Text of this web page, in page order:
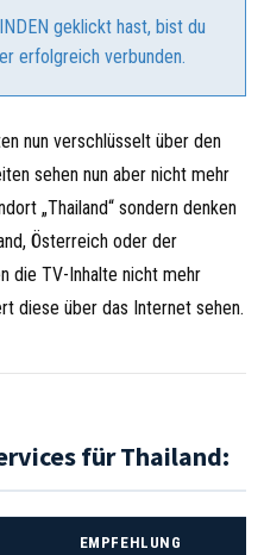
geklickt hast, bist du
erfolgreich verbunden.
nun verschlüsselt über den
sehen nun aber nicht mehr
„Thailand“ sondern denken
Österreich oder der
die TV-Inhalte nicht mehr
diese über das Internet sehen.
für Thailand:
EMPFEHLUNG